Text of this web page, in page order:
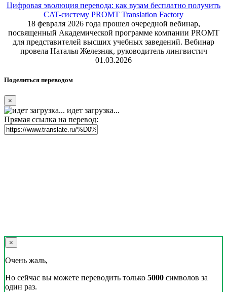
Цифровая эволюция перевода: как вузам бесплатно получить
CAT-систему PROMT Translation Factory
18 февраля 2026 года прошел очередной вебинар,
посвященный Академической программе компании PROMT
для представителей высших учебных заведений. Вебинар
провела Наталья Железняк, руководитель лингвистич
01.03.2026
Поделиться переводом
×
идет загрузка...
Прямая ссылка на перевод:
×
Очень жаль,
Но сейчас вы можете переводить только 5000 символов за
один раз.